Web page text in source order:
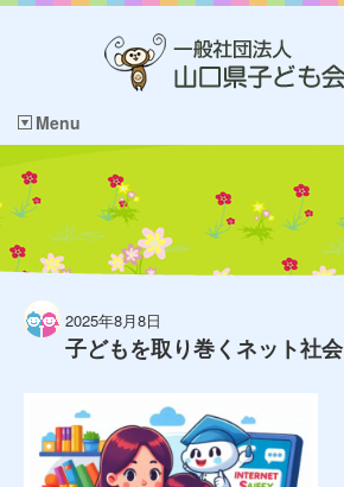
Menu
2025年8月8日
子どもを取り巻くネット社会